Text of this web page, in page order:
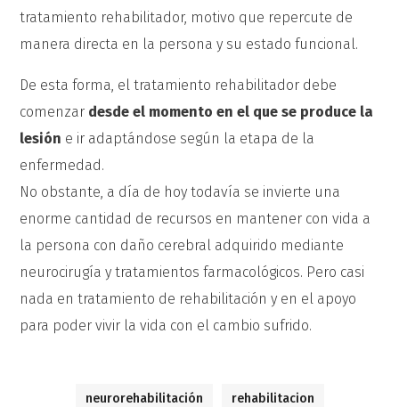
tratamiento rehabilitador, motivo que repercute de
manera directa en la persona y su estado funcional.
De esta forma, el tratamiento rehabilitador debe
comenzar desde el momento en el que se produce la
lesión e ir adaptándose según la etapa de la
enfermedad.
No obstante, a día de hoy todavía se invierte una
enorme cantidad de recursos en mantener con vida a
la persona con daño cerebral adquirido mediante
neurocirugía y tratamientos farmacológicos. Pero casi
nada en tratamiento de rehabilitación y en el apoyo
para poder vivir la vida con el cambio sufrido.
neurorehabilitación rehabilitacion